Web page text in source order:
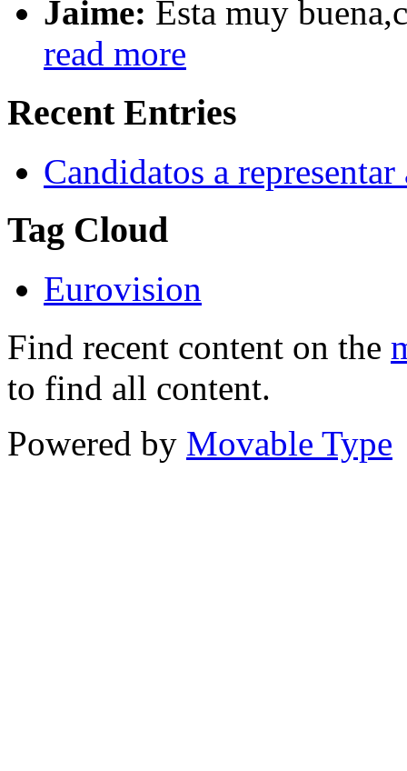
Jaime: Esta muy
read more
Recent Entries
Candidatos a
Tag Cloud
Eurovision
Find recent content on the
to find all content.
Powered by Movable Type